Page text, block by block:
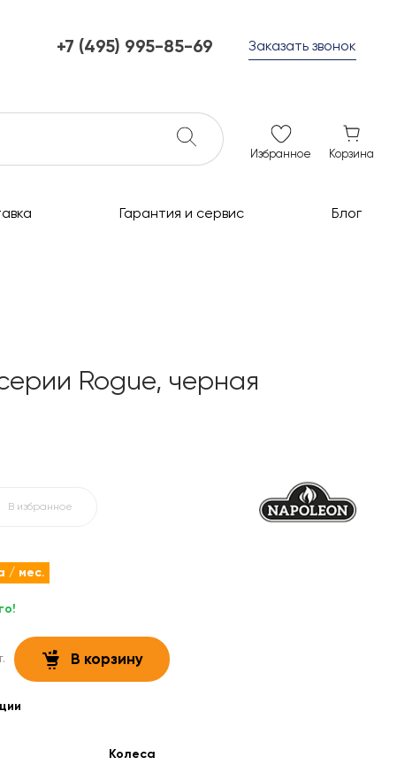
+7 (495) 995-85-69
ежедневно с 10 до 21
Заказать звонок
Избранное Корзина
Гарантия и сервис Блог
Rogue, черная
В избранное
/ мес.
В корзину
Колеса